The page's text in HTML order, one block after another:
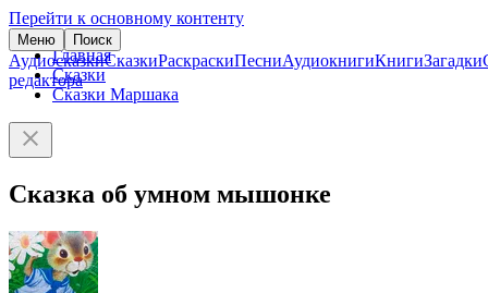
Перейти к основному контенту
Меню Поиск
АудиосказкиСказкиРаскраскиПесниАудиокнигиКнигиЗагадки
редактора
Главная
Сказки
Сказки Маршака
Сказка об умном мышонке